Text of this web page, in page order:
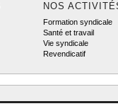
NOS
Formation syndicale
Santé et travail
Vie syndicale
Revendicatif